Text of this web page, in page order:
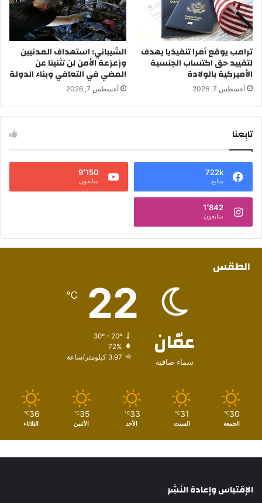
ترامب يوقع أمرا تنفيذيا يهدف
لتقييد حق اكتساب الجنسية
الأميركية بالولادة
أغسطس 7, 2026
الشيباني: استهداف المدنيين
وزعزعة الأمن لن تثنينا عن
المضي في التعافي وبناء الدولة
أغسطس 7, 2026
تابِعنا
722k
متابع
9٬150
متابعون
1٬842
متابعون
الطقس
عمّان
سماء صافية
22
℃
30º - 20º
72%
3.97 كيلومتر/ساعة
30
℃
الجمعة
31
℃
السبت
33
℃
الأحد
35
℃
الأثنين
36
℃
الثلاثاء
الإقتباس وإعادة النَشِر